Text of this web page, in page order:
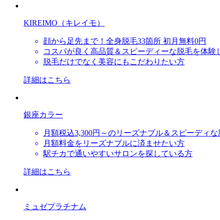
KIREIMO（キレイモ）
顔から足先まで！全身脱毛33箇所 初月無料0円
コスパが良く高品質＆スピーディーな脱毛を体験
脱毛だけでなく美容にもこだわりたい方
詳細はこちら
銀座カラー
月額税込3,300円～のリーズナブル＆スピーディ
月額料金をリーズナブルに済ませたい方
駅チカで通いやすいサロンを探している方
詳細はこちら
ミュゼプラチナム